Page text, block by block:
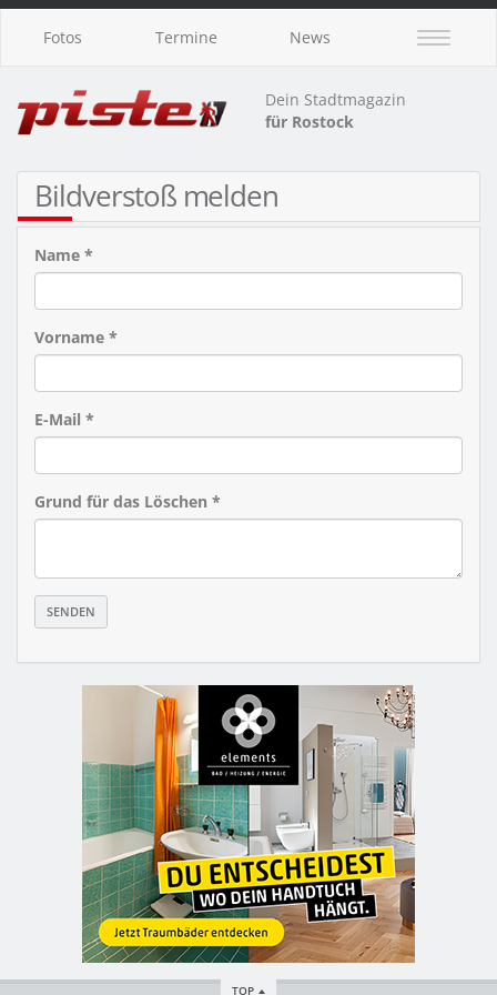
Fotos Termine News
Dein Stadtmagazin
für Rostock
Bildverstoß melden
Name *
Vorname *
E-Mail *
Grund für das Löschen *
TOP